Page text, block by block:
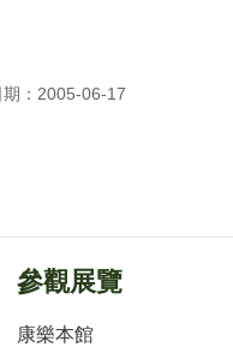
期：2005-06-17
參觀展覽
康樂本館